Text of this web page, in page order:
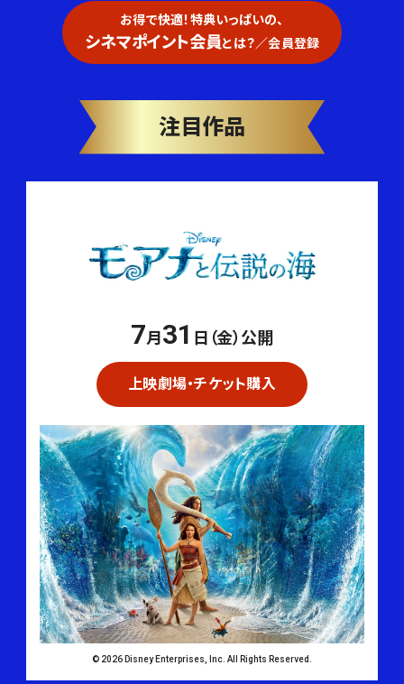
お得で快適！特典いっぱいの、
シネマポイント会員とは？／会員登録
注目作品
7月31 日（金）公開
上映劇場・チケット購入
© 2026 Disney Enterprises, Inc. All Rights Reserved.